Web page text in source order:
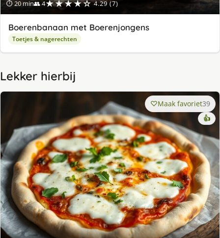
⏱ 20 min👥 4★★★★☆ 4.29 (7)
Boerenbanaan met Boerenjongens
Toetjes & nagerechten
Lekker hierbij
Maak favoriet39
👍